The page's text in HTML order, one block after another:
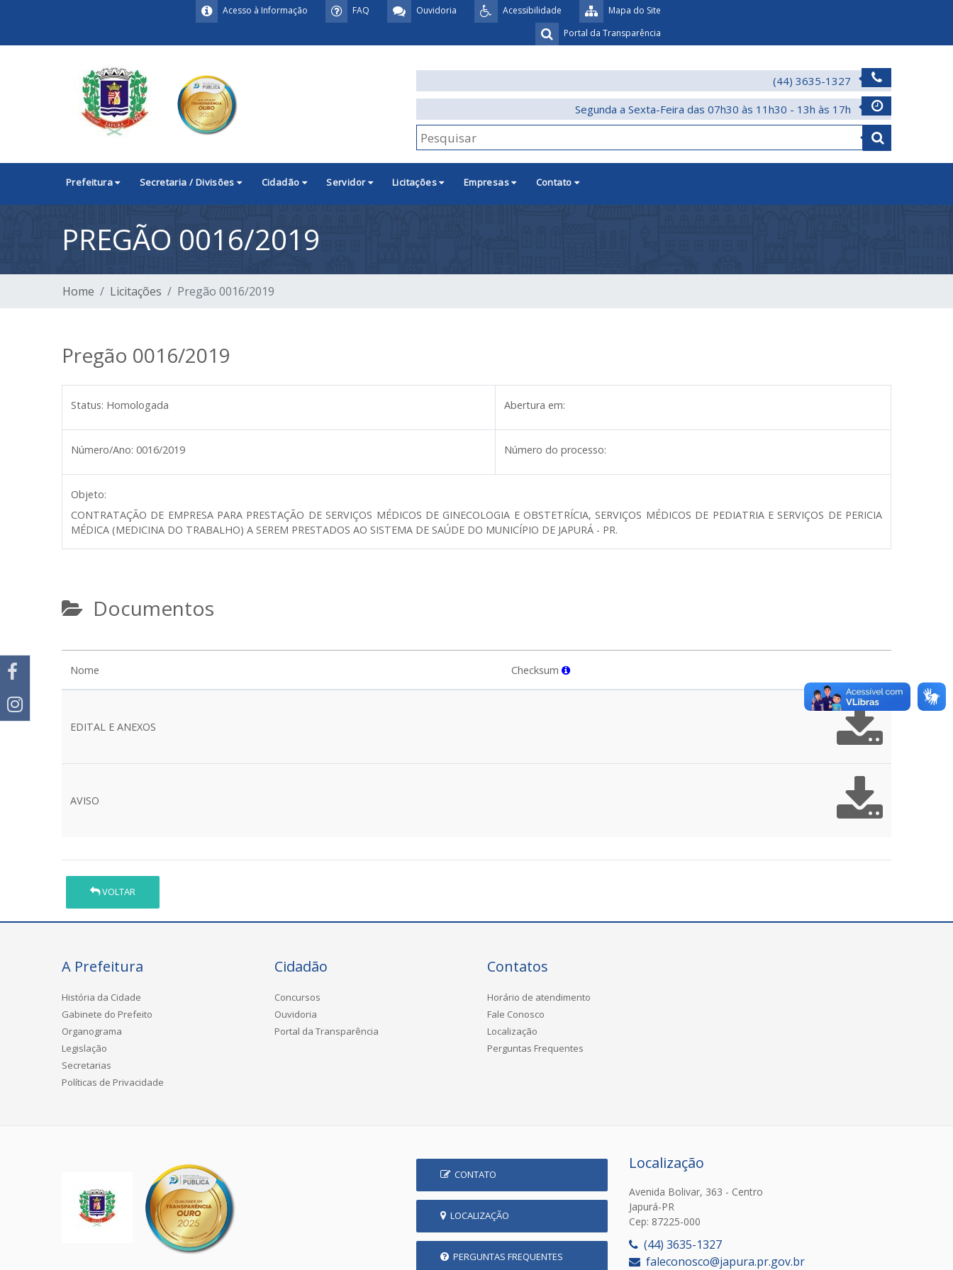
Mapa do Site
Acessibilidade
Ouvidoria
FAQ
Acesso à Informação
Portal da Transparência
(44) 3635-1327
Segunda a Sexta-Feira das 07h30 às 11h30 - 13h às 17h
Prefeitura Secretaria / Divisões Cidadão Servidor Licitações Empresas Contato
PREGÃO 0016/2019
Home Licitações Pregão 0016/2019
Pregão 0016/2019
Status: Homologada Abertura em:
Número/Ano: 0016/2019 Número do processo:
Objeto:
CONTRATAÇÃO DE EMPRESA PARA PRESTAÇÃO DE SERVIÇOS MÉDICOS DE GINECOLOGIA E OBSTETRÍCIA, SERVIÇOS MÉDICOS DE PEDIATRIA E SERVIÇOS DE PERICIA
MÉDICA (MEDICINA DO TRABALHO) A SEREM PRESTADOS AO SISTEMA DE SAÚDE DO MUNICÍPIO DE JAPURÁ - PR.
Documentos
Nome Checksum
EDITAL E ANEXOS
AVISO
VOLTAR
A Prefeitura
História da Cidade
Gabinete do Prefeito
Organograma
Legislação
Secretarias
Políticas de Privacidade
Cidadão
Concursos
Ouvidoria
Portal da Transparência
Contatos
Horário de atendimento
Fale Conosco
Localização
Perguntas Frequentes
CONTATO
LOCALIZAÇÃO
PERGUNTAS FREQUENTES
Localização
Avenida Bolivar, 363 - Centro
Japurá-PR
Cep: 87225-000
(44) 3635-1327
faleconosco@japura.pr.gov.br